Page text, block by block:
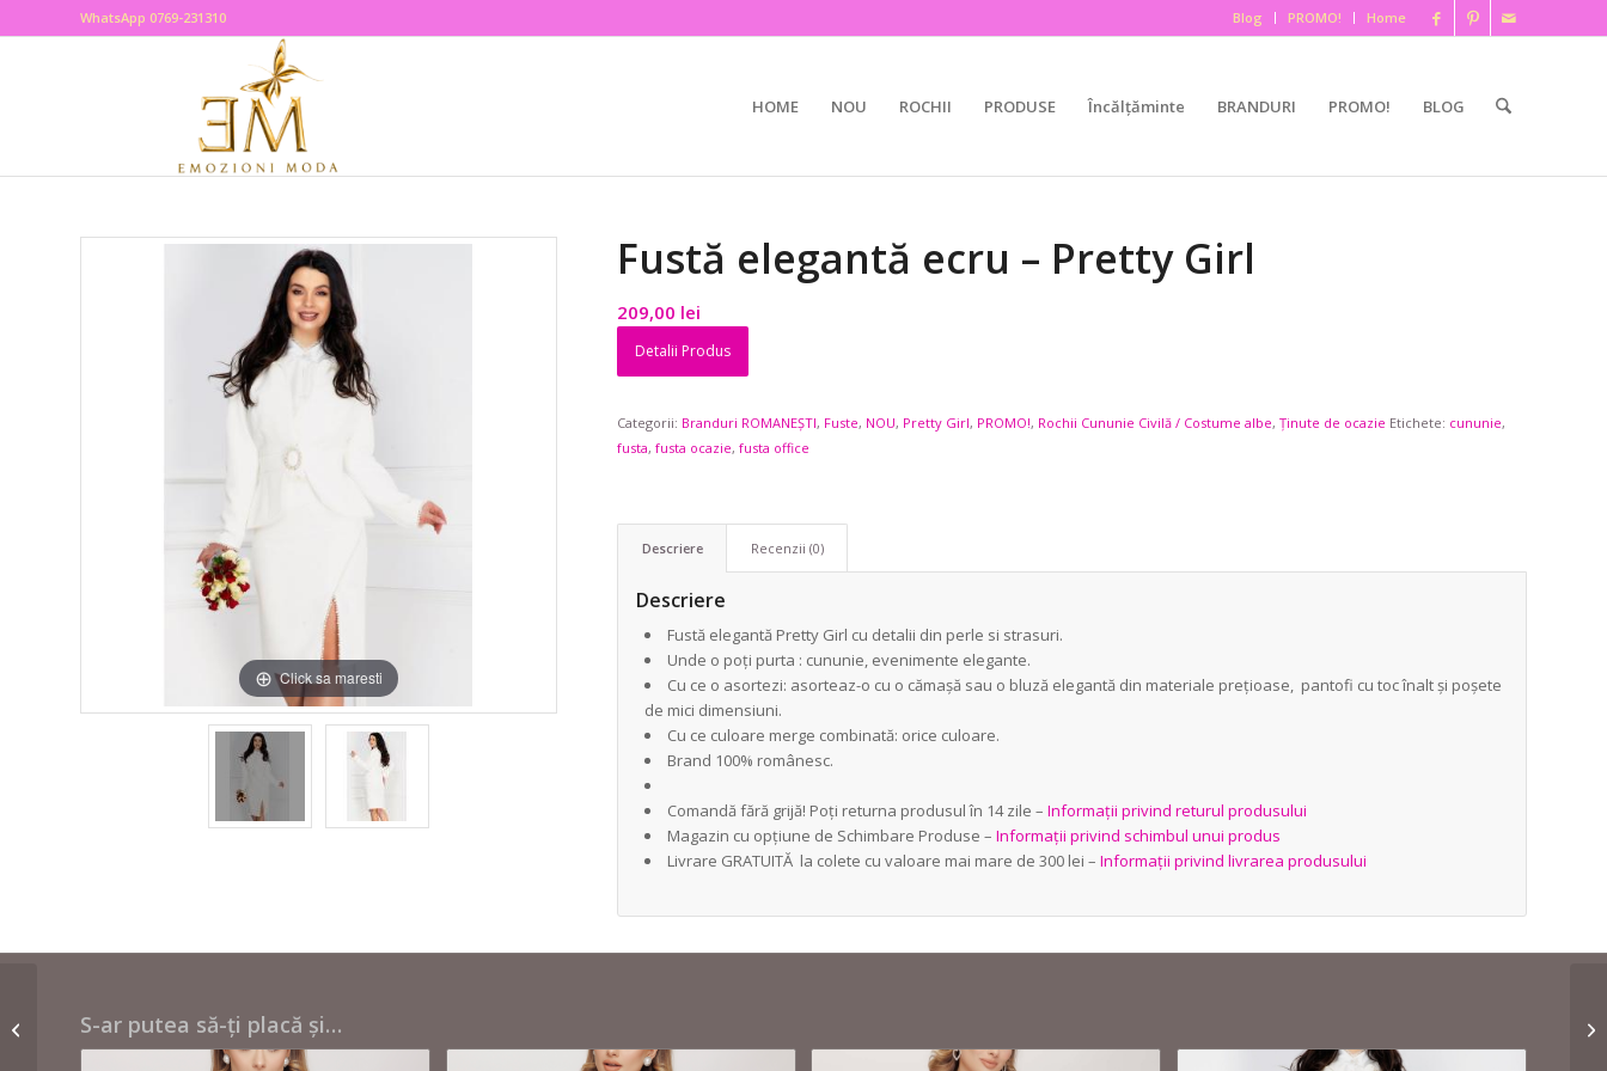
Blog PROMO! Home
WhatsApp 0769-231310
HOME NOU ROCHII PRODUSE Încălțăminte BRANDURI PROMO! BLOG
Click sa maresti
Fustă elegantă ecru – Pretty Girl
209,00 lei
Detalii Produs
Categorii: Branduri ROMANEȘTI, Fuste, NOU, Pretty Girl, PROMO!, Rochii Cununie Civilă / Costume albe,Ținute de ocazie Etichete: cununie,
fusta,fusta ocazie,fusta office
Descriere Recenzii (0)
Descriere
Fustă elegantă Pretty Girl cu detalii din perle si strasuri.
Unde o poți purta : cununie, evenimente elegante.
Cu ce o asortezi: asorteaz-o cu o cămașă sau o bluză elegantă din materiale prețioase, pantofi cu toc înalt și poșete
de mici dimensiuni.
Cu ce culoare merge combinată: orice culoare.
Brand 100% românesc.
Comandă fără grijă! Poți returna produsul în 14 zile – Informații privind returul produsului
Magazin cu opțiune de Schimbare Produse –Informații privind schimbul unui produs
Livrare GRATUITĂ la colete cu valoare mai mare de 300 lei –Informații privind livrarea produsului
S-ar putea să-ți placă și…
Pantaloni office negri –